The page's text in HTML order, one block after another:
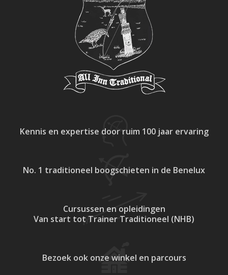
Kennis en expertise door ruim 100 jaar ervaring
No. 1 traditioneel boogschieten in de Benelux
Cursussen en opleidingen
Van start tot Trainer Traditioneel (NHB)
Bezoek ook onze winkel en parcours